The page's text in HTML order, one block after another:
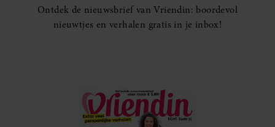
Ontdek de nieuwsbrief van Vriendin: boordevol
nieuwtjes en verhalen gratis in je inbox!